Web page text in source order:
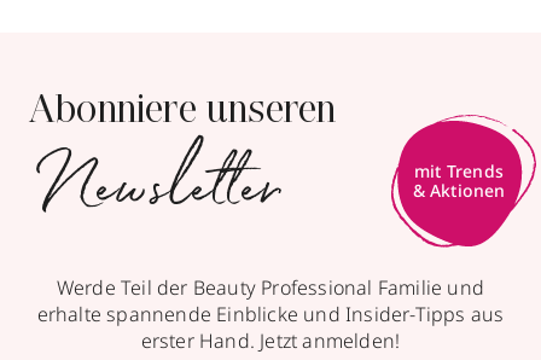
Abonniere unseren
Newsletter
mit Trends
& Aktionen
Werde Teil der Beauty Professional Familie und
erhalte spannende Einblicke und Insider-Tipps aus
erster Hand. Jetzt anmelden!